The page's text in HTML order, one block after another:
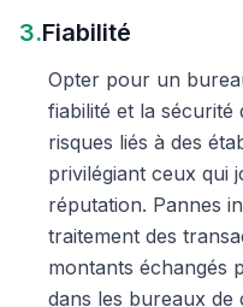
3.Fiabilité
Opter pour un
fiabilité et la sécurité
risques liés à des
privilégiant ceux qui
réputation. Pannes
traitement des
montants échangés
dans les bureaux de